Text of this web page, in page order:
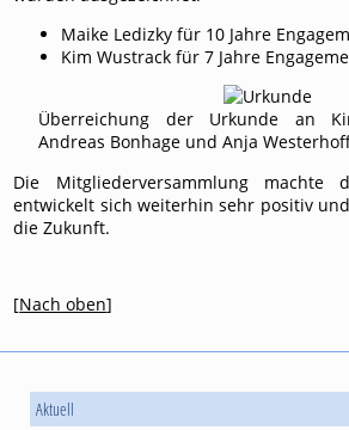
Maike Ledizky für 10 Jahre
Kim Wustrack für 7 Jahre
Überreichung der Urkunde an
Andreas Bonhage und Anja
Die Mitgliederversammlung machte
entwickelt sich weiterhin sehr positiv
die Zukunft.
[Nach oben]
Aktuell